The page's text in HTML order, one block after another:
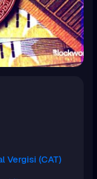
Vergisi (CAT)